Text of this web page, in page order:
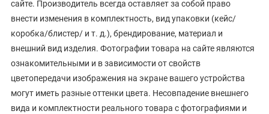
сайте. Производитель всегда оставляет за собой право
внести изменения в комплектность, вид упаковки (кейс/
коробка/блистер/ и т. д.), брендирование, материал и
внешний вид изделия. Фотографии товара на сайте являются
ознакомительными и в зависимости от свойств
цветопередачи изображения на экране вашего устройства
могут иметь разные оттенки цвета. Несовпадение внешнего
вида и комплектности реального товара с фотографиями и